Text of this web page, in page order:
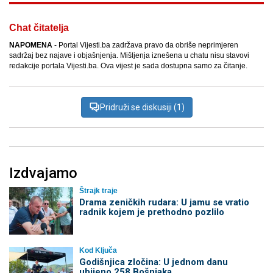
Chat čitatelja
NAPOMENA - Portal Vijesti.ba zadržava pravo da obriše neprimjeren
sadržaj bez najave i objašnjenja. Mišljenja iznešena u chatu nisu stavovi
redakcije portala Vijesti.ba. Ova vijest je sada dostupna samo za čitanje.
Pridruži se diskusiji (1)
Izdvajamo
Štrajk traje
Drama zeničkih rudara: U jamu se vratio
radnik kojem je prethodno pozlilo
Kod Ključa
Godišnjica zločina: U jednom danu